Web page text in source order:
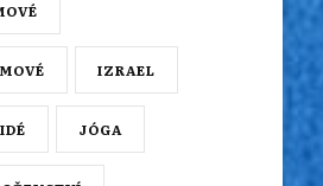
IZRAEL
JÓGA